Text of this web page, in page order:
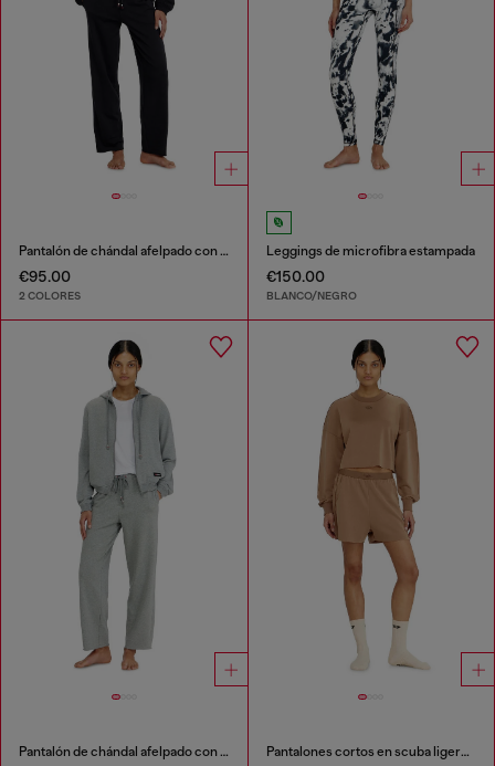
Pantalón de chándal afelpado con bajos al corte
€95.00
2 COLORES
Leggings de microfibra estampada
€150.00
BLANCO/NEGRO
Pantalón de chándal afelpado con bajos al corte Pantalones cortos en scuba ligero stretch